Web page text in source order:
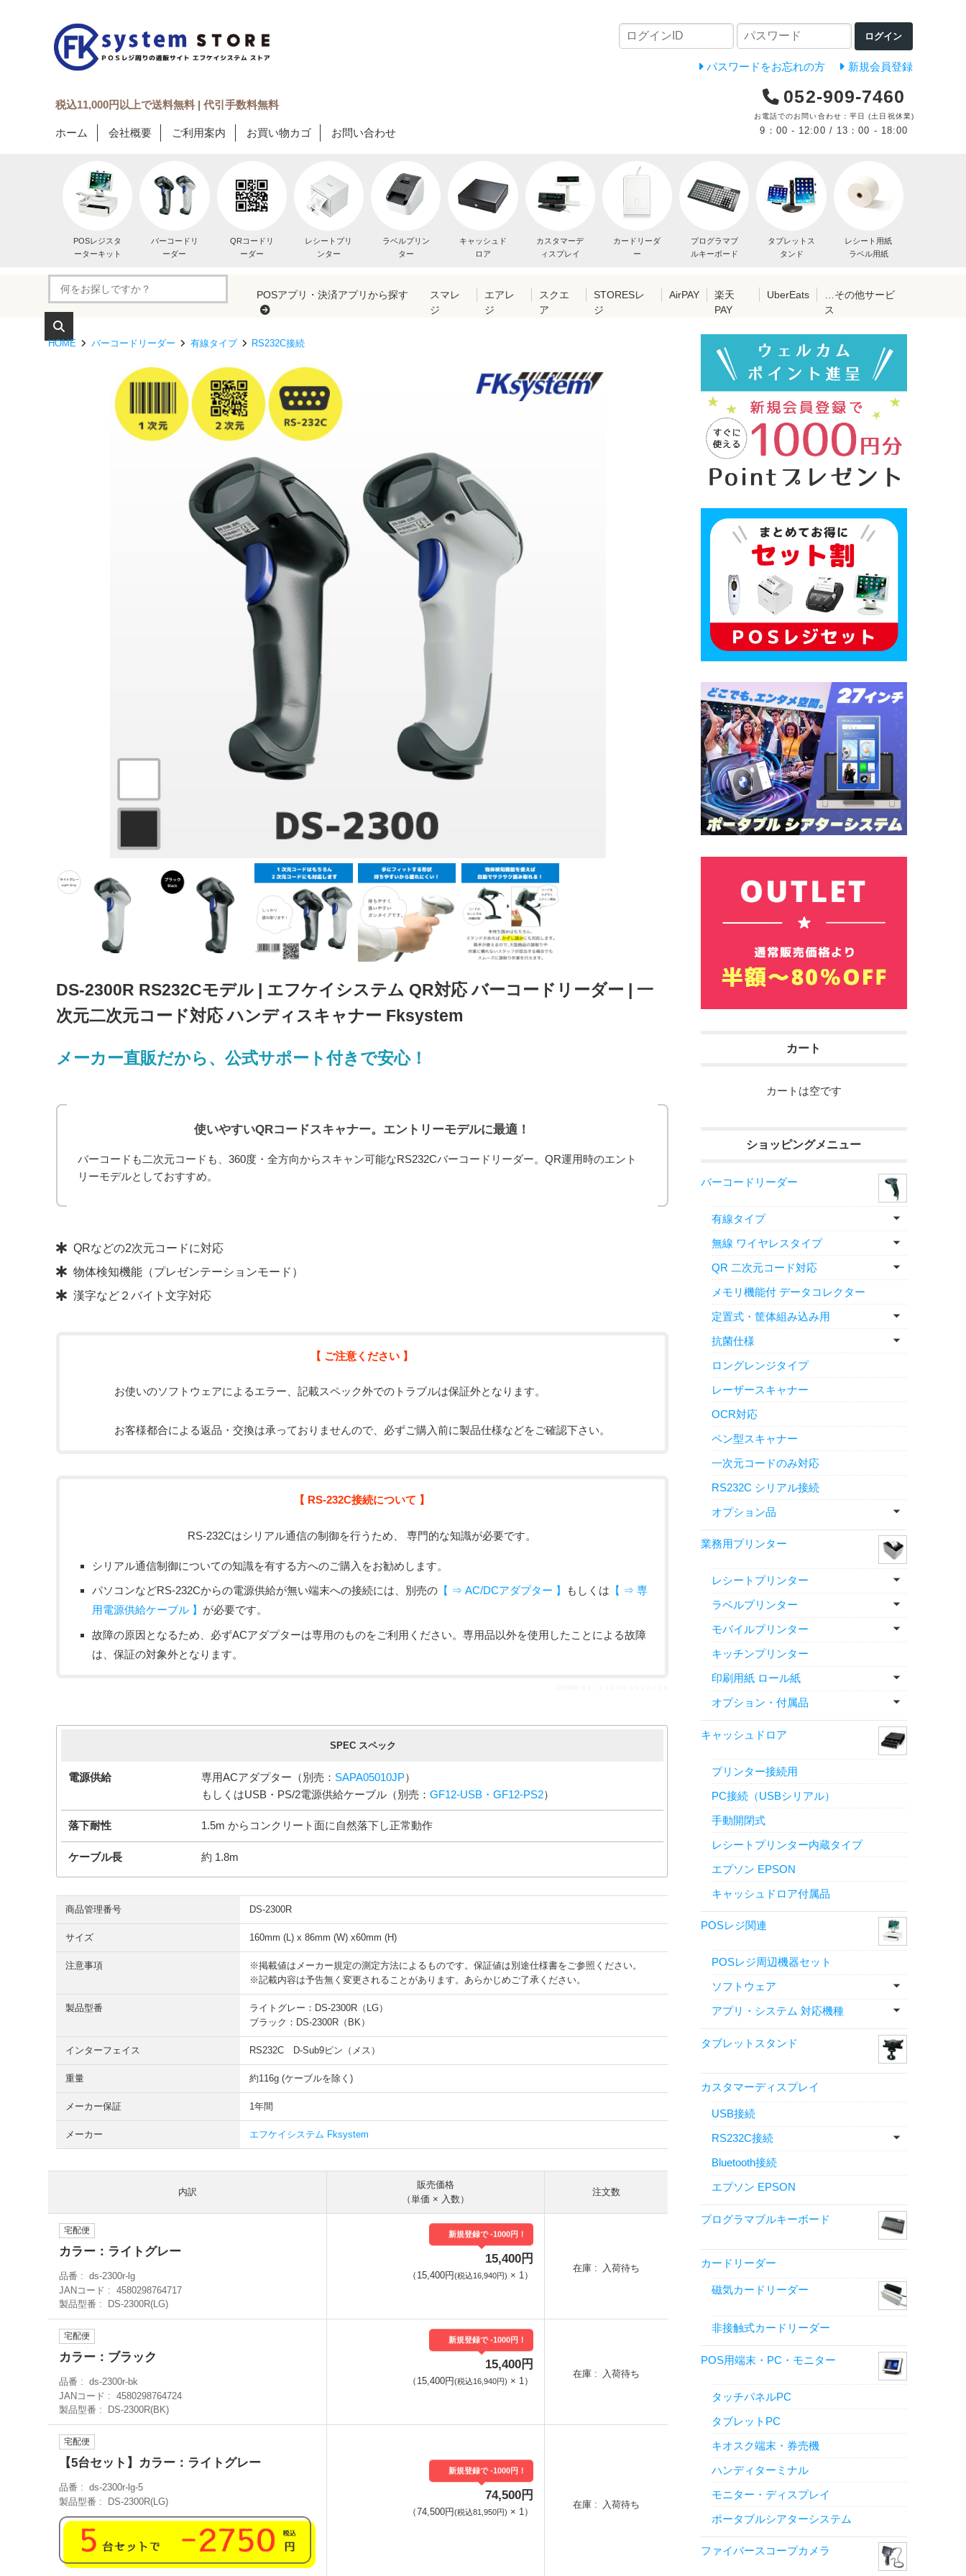
ログイン
パスワードをお忘れの方 新規会員登録
税込11,000円以上で送料無料 | 代引手数料無料
ホーム 会社概要 ご利用案内 お買い物カゴ お問い合わせ
052-909-7460
お電話でのお問い合わせ：平日 (土日祝休業)
9：00 - 12:00 / 13：00 - 18:00
POSレジスタ
ーターキット
バーコードリ
ーダー
QRコードリ
ーダー
レシートプリ
ンター
ラベルプリン
ター
キャッシュド
ロア
カスタマーデ
ィスプレイ
カードリーダ
ー
プログラマブ
ルキーボード
タブレットス
タンド
レシート用紙
ラベル用紙
POSアプリ・決済アプリから探す
スマレ
ジ
エアレ
ジ
スクエ
ア
STORESレ
ジ
AirPAY
楽天
PAY
UberEats
…その他サービ
ス
HOME バーコードリーダー 有線タイプ RS232C接続
DS-2300R RS232Cモデル | エフケイシステム QR対応 バーコードリーダー | 一
次元二次元コード対応 ハンディスキャナー Fksystem
メーカー直販だから、公式サポート付きで安心！
使いやすいQRコードスキャナー。エントリーモデルに最適！
バーコードも二次元コードも、360度・全方向からスキャン可能なRS232Cバーコードリーダー。QR運用時のエント
リーモデルとしておすすめ。
QRなどの2次元コードに対応
物体検知機能（プレゼンテーションモード）
漢字など２バイト文字対応
【 ご注意ください 】
お使いのソフトウェアによるエラー、記載スペック外でのトラブルは保証外となります。
お客様都合による返品・交換は承っておりませんので、必ずご購入前に製品仕様などをご確認下さい。
【 RS-232C接続について 】
RS-232Cはシリアル通信の制御を行うため、 専門的な知識が必要です。
シリアル通信制御についての知識を有する方へのご購入をお勧めします。
パソコンなどRS-232Cからの電源供給が無い端末への接続には、別売の 【 ⇒ AC/DCアダプター 】 もしくは 【 ⇒ 専
用電源供給ケーブル 】 が必要です。
故障の原因となるため、必ずACアダプターは専用のものをご利用ください。専用品以外を使用したことによる故障
は、保証の対象外となります。
SPEC スペック
電源供給 専用ACアダプター（別売： SAPA05010JP）
もしくはUSB・PS/2電源供給ケーブル（別売： GF12-USB・GF12-PS2）
落下耐性 1.5m からコンクリート面に自然落下し正常動作
ケーブル長 約 1.8m
商品管理番号 DS-2300R
サイズ 160mm (L) x 86mm (W) x60mm (H)
注意事項
※掲載値はメーカー規定の測定方法によるものです。保証値は別途仕様書をご参照ください。
※記載内容は予告無く変更されることがあります。あらかじめご了承ください。
製品型番
ライトグレー：DS-2300R（LG）
ブラック：DS-2300R（BK）
インターフェイス RS232C D-Sub9ピン（メス）
重量 約116g (ケーブルを除く)
メーカー保証 1年間
メーカー エフケイシステム Fksystem
内訳
販売価格
（単価 × 入数）
注文数
宅配便
カラー：ライトグレー
品番
ds-2300r-lg
JANコード
4580298764717
製品型番
DS-2300R(LG)
新規登録で -1000円！
15,400円
（ 15,400円(税込16,940円) × 1 ）
在庫 入荷待ち
宅配便
カラー：ブラック
品番
ds-2300r-bk
JANコード
4580298764724
製品型番
DS-2300R(BK)
新規登録で -1000円！
15,400円
（ 15,400円(税込16,940円) × 1 ）
在庫 入荷待ち
宅配便
【5台セット】カラー：ライトグレー
品番
ds-2300r-lg-5
製品型番
DS-2300R(LG)
新規登録で -1000円！
74,500円
（74,500円(税込81,950円) × 1 ）
在庫 入荷待ち
カート
カートは空です
ショッピングメニュー
バーコードリーダー
有線タイプ
無線 ワイヤレスタイプ
QR 二次元コード対応
メモリ機能付 データコレクター
定置式・筐体組み込み用
抗菌仕様
ロングレンジタイプ
レーザースキャナー
OCR対応
ペン型スキャナー
一次元コードのみ対応
RS232C シリアル接続
オプション品
業務用プリンター
レシートプリンター
ラベルプリンター
モバイルプリンター
キッチンプリンター
印刷用紙 ロール紙
オプション・付属品
キャッシュドロア
プリンター接続用
PC接続（USBシリアル）
手動開閉式
レシートプリンター内蔵タイプ
エプソン EPSON
キャッシュドロア付属品
POSレジ関連
POSレジ周辺機器セット
ソフトウェア
アプリ・システム 対応機種
タブレットスタンド
カスタマーディスプレイ
USB接続
RS232C接続
Bluetooth接続
エプソン EPSON
プログラマブルキーボード
カードリーダー
磁気カードリーダー
非接触式カードリーダー
POS用端末・PC・モニター
タッチパネルPC
タブレットPC
キオスク端末・券売機
ハンディターミナル
モニター・ディスプレイ
ポータブルシアターシステム
ファイバースコープカメラ